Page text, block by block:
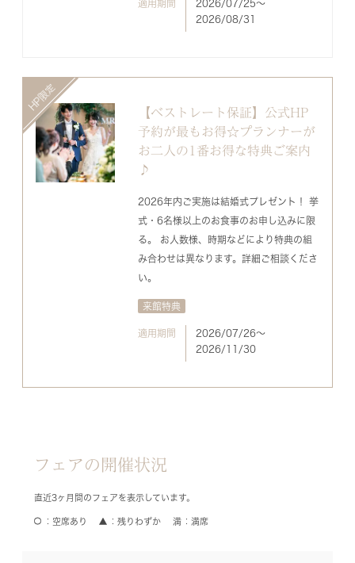
適用期間
2026/07/25〜
2026/08/31
【ベストレート保証】公式HP
予約が最もお得☆プランナーが
お二人の1番お得な特典ご案内
♪
2026年内ご実施は結婚式プレゼント！ 挙
式・6名様以上のお食事のお申し込みに限
る。 お人数様、時期などにより特典の組
み合わせは異なります。詳細ご相談くださ
い。
来館特典
適用期間
2026/07/26〜
2026/11/30
フェアの開催状況
直近3ヶ月間のフェアを表示しています。
空席あり 残りわずか 満席